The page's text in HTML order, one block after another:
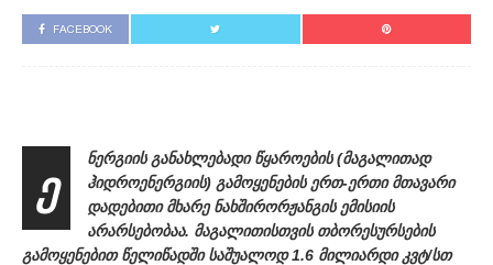
FACEBOOK
ე
ნერგიის განახლებადი წყაროების (მაგალითად
ჰიდროენერგიის) გამოყენების ერთ-ერთი მთავარი
დადებითი მხარე ნახშირორჟანგის ემისიის
არარსებობაა. მაგალითისთვის თბორესურსების
გამოყენებით წელიწადში საშუალოდ 1.6 მილიარდი კვტ/სთ